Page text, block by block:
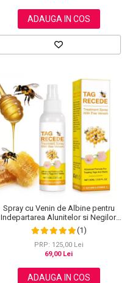
ADAUGA IN COS
Spray cu Venin de Albine pentru
Indepartarea Alunitelor si Negilor,
NOVA KISS®, 60 ml
(1)
PRP: 125,00 Lei
69,00 Lei
ADAUGA IN COS